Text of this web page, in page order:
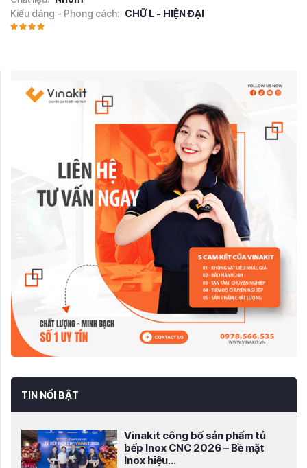
TIN NỔI BẬT
Vinakit công bố sản phẩm tủ
bếp Inox CNC 2026 – Bề mặt
Inox hiệu...
Kiểu dáng - Phong cách: CHỮ L - HIỆN ĐẠI